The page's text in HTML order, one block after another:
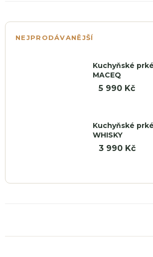
NEJPRODÁVANĚJŠÍ
Kuchyňské
MACEQ
5 990 Kč
Kuchyňské
WHISKY
3 990 Kč